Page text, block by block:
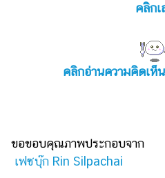
คลิกเ
คลิกอ่านความคิดเห็
ขอขอบคุณภาพประกอบจาก
เฟซบุ๊ก Rin Silpachai